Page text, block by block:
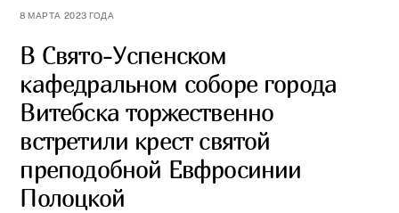
8 МАРТА 2023 ГОДА
В Свято-Успенском
кафедральном соборе города
Витебска торжественно
встретили крест святой
преподобной Евфросинии
Полоцкой